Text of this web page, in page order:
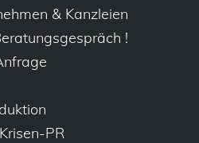
& Kanzleien
!
PR